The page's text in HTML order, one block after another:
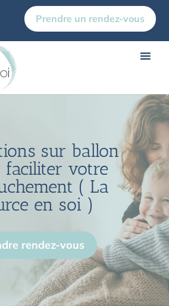
Prendre un rendez-vous
sur ballon
faciliter votre
( La
en soi )
rendez-vous